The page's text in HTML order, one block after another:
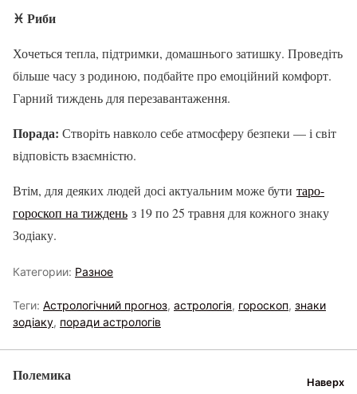
♓ Риби
Хочеться тепла, підтримки, домашнього затишку. Проведіть
більше часу з родиною, подбайте про емоційний комфорт.
Гарний тиждень для перезавантаження.
Порада: Створіть навколо себе атмосферу безпеки — і світ
відповість взаємністю.
Втім, для деяких людей досі актуальним може бути таро-
гороскоп на тиждень з 19 по 25 травня для кожного знаку
Зодіаку.
Категории: Разное
Теги: Астрологічний прогноз, астрологія, гороскоп, знаки
зодіаку, поради астрологів
Полемика Наверх